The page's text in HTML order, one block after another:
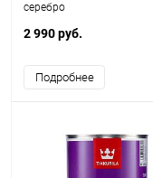
серебро
2 990 руб.
Подробнее